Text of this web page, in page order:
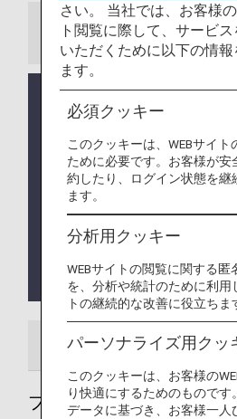
お知らせ
運用について
月12日から開始されます。
EESを導入する欧州諸国は、
での段階的導入を行います。
つまり、国境通過地点におけ
る予定です。
い。
空港ガイド ご案内
ブリュッセル空港ガイド
さい。 当社では、お客様
ト閲覧に際して、サービ
いただくために以下の情報
ます。
必須クッキー
このクッキーは、WEBサイ
ために必要です。お客様が安
約したり、ログイン状態を継
ます。
分析用クッキー
WEBサイトの閲覧に関する匿
を、分析や統計のために利用
トの継続的な改善に役立ちま
パーソナライズ用クッ
このクッキーは、お客様の
り快適にするためのものです
データに基づき、お客様一人